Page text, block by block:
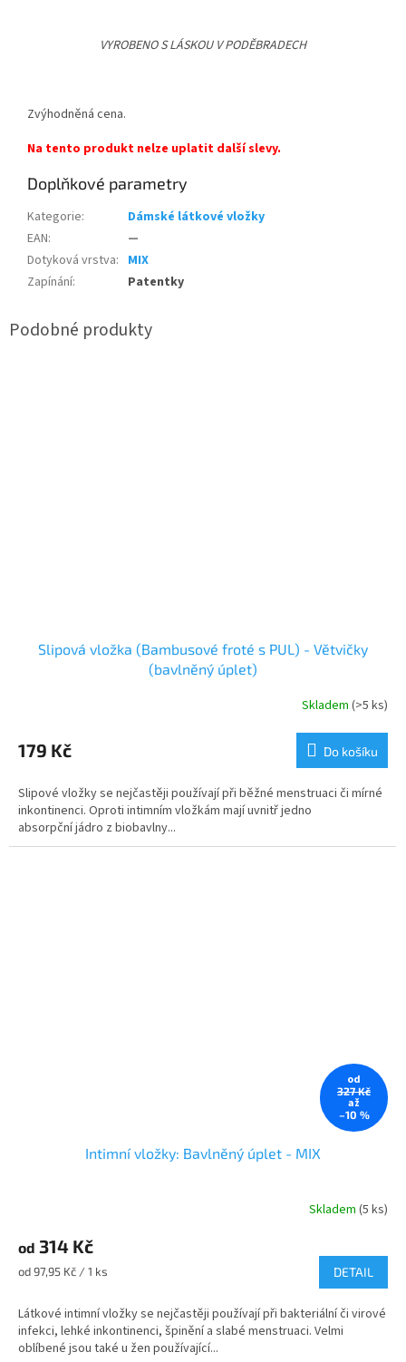
VYROBENO S LÁSKOU V PODĚBRADECH
Zvýhodněná cena.
Na tento produkt nelze uplatit další slevy.
Doplňkové parametry
Kategorie:
Dámské látkové vložky
EAN:
—
Dotyková vrstva: MIX
Zapínání: Patentky
Slipová vložka (Bambusové froté s PUL) - Větvičky
(bavlněný úplet)
Skladem (>5 ks)
179 Kč Do košíku
Slipové vložky se nejčastěji používají při běžné menstruaci či mírné
inkontinenci. Oproti intimním vložkám mají uvnitř jedno
absorpční jádro z biobavlny...
od
327 Kč
až
–10 %
Intimní vložky: Bavlněný úplet - MIX
produktu
4,8
5
hvězdiček.
Skladem(5 ks)
od 314 Kč
Měrná
od 97,95 Kč / 1 ks DETAIL
Látkové intimní vložky se nejčastěji používají při bakteriální či virové
infekci, lehké inkontinenci, špinění a slabé menstruaci. Velmi
oblíbené jsou také u žen používající...